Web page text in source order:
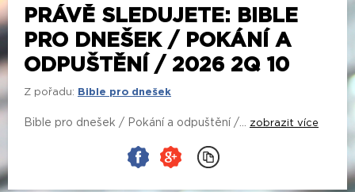
PRÁVĚ SLEDUJETE: BIBLE
PRO DNEŠEK / POKÁNÍ A
ODPUŠTĚNÍ / 2026 2Q 10
Z pořadu: Bible pro dnešek
Bible pro dnešek / Pokání a odpuštění /... zobrazit více